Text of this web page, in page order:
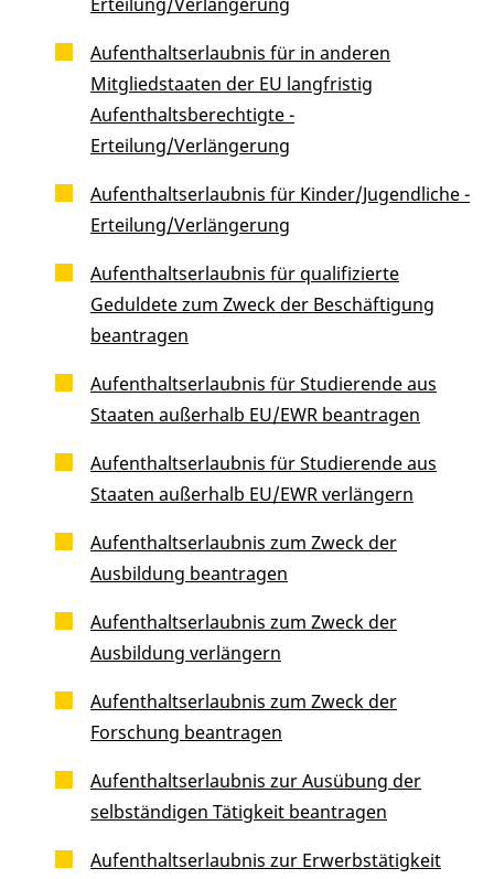
Aufenthaltserlaubnis für in anderen
Mitgliedstaaten der EU langfristig
Aufenthaltsberechtigte -
Erteilung/Verlängerung
Aufenthaltserlaubnis für Kinder/Jugendliche -
Erteilung/Verlängerung
Aufenthaltserlaubnis für qualifizierte
Geduldete zum Zweck der Beschäftigung
beantragen
Aufenthaltserlaubnis für Studierende aus
Staaten außerhalb EU/EWR beantragen
Aufenthaltserlaubnis für Studierende aus
Staaten außerhalb EU/EWR verlängern
Aufenthaltserlaubnis zum Zweck der
Ausbildung beantragen
Aufenthaltserlaubnis zum Zweck der
Ausbildung verlängern
Aufenthaltserlaubnis zum Zweck der
Forschung beantragen
Aufenthaltserlaubnis zur Ausübung der
selbständigen Tätigkeit beantragen
Aufenthaltserlaubnis zur Erwerbstätigkeit